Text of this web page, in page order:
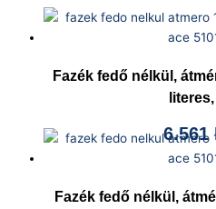
Fazék fedő nélkül,
6.561
Fazék fedő nélkül,